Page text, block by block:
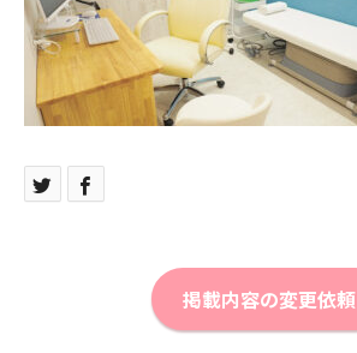
掲載内容の変更依頼